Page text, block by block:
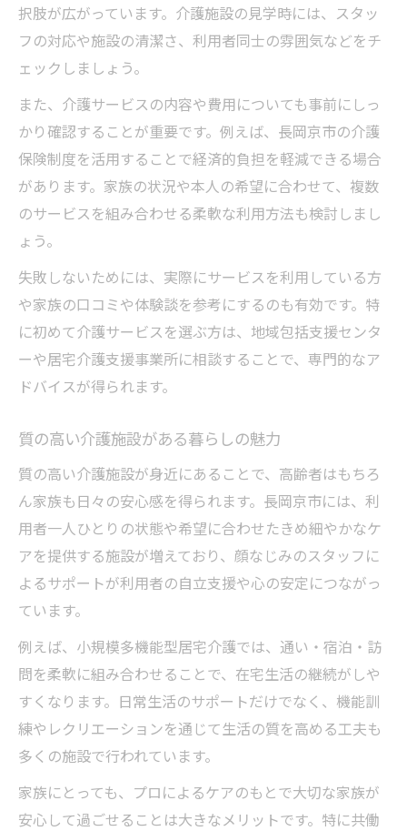
択肢が広がっています。介護施設の見学時には、スタッ
フの対応や施設の清潔さ、利用者同士の雰囲気などをチ
ェックしましょう。
また、介護サービスの内容や費用についても事前にしっ
かり確認することが重要です。例えば、長岡京市の介護
保険制度を活用することで経済的負担を軽減できる場合
があります。家族の状況や本人の希望に合わせて、複数
のサービスを組み合わせる柔軟な利用方法も検討しまし
ょう。
失敗しないためには、実際にサービスを利用している方
や家族の口コミや体験談を参考にするのも有効です。特
に初めて介護サービスを選ぶ方は、地域包括支援センタ
ーや居宅介護支援事業所に相談することで、専門的なア
ドバイスが得られます。
質の高い介護施設がある暮らしの魅力
質の高い介護施設が身近にあることで、高齢者はもちろ
ん家族も日々の安心感を得られます。長岡京市には、利
用者一人ひとりの状態や希望に合わせたきめ細やかなケ
アを提供する施設が増えており、顔なじみのスタッフに
よるサポートが利用者の自立支援や心の安定につながっ
ています。
例えば、小規模多機能型居宅介護では、通い・宿泊・訪
問を柔軟に組み合わせることで、在宅生活の継続がしや
すくなります。日常生活のサポートだけでなく、機能訓
練やレクリエーションを通じて生活の質を高める工夫も
多くの施設で行われています。
家族にとっても、プロによるケアのもとで大切な家族が
安心して過ごせることは大きなメリットです。特に共働